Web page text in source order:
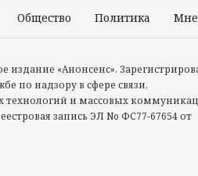
Общество Политика
издание «Анонсенс».
по надзору в сфере связи,
и массовых
запись ЭЛ No ФС77-67654 от